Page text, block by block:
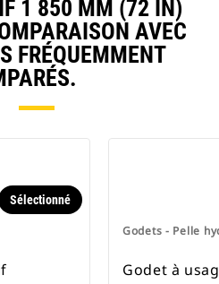
1 850 MM (72 IN)
AVEC
FRÉQUEMMENT
Sélectionné
Godets - Pelle
Godet à